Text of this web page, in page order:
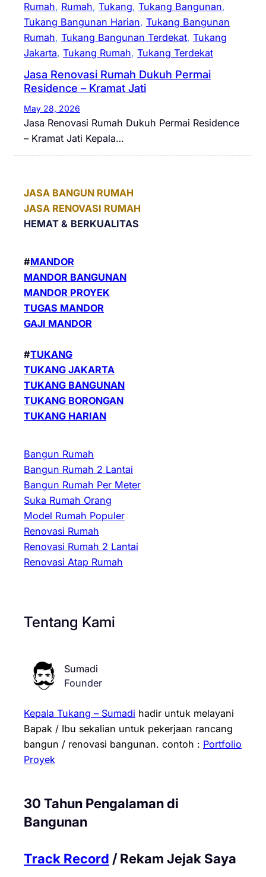
Rumah, Rumah, Tukang, Tukang Bangunan
Tukang Bangunan Harian, Tukang Bangunan
Rumah, Tukang Bangunan Terdekat, Tukang
Jakarta, Tukang Rumah, Tukang Terdekat
Jasa Renovasi Rumah Dukuh Permai
Residence – Kramat Jati
May 28, 2026
Jasa Renovasi Rumah Dukuh Permai Residence
– Kramat Jati Kepala…
JASA BANGUN RUMAH
JASA RENOVASI RUMAH
HEMAT & BERKUALITAS
#MANDOR
MANDOR BANGUNAN
MANDOR PROYEK
TUGAS MANDOR
GAJI MANDOR
#TUKANG
TUKANG JAKARTA
TUKANG BANGUNAN
TUKANG BORONGAN
TUKANG HARIAN
Bangun Rumah
Bangun Rumah 2 Lantai
Bangun Rumah Per Meter
Suka Rumah Orang
Model Rumah Populer
Renovasi Rumah
Renovasi Rumah 2 Lantai
Renovasi Atap Rumah
Tentang Kami
Sumadi
Founder
Kepala Tukang – Sumadi hadir untuk melayani
Bapak / Ibu sekalian untuk pekerjaan rancang
bangun / renovasi bangunan. contoh : Portfolio
Proyek
30 Tahun Pengalaman di
Bangunan
Track Record / Rekam Jejak Saya